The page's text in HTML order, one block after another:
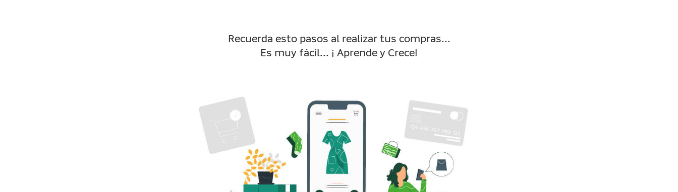
Recuerda esto pasos al realizar tus compras...
Es muy fácil... ¡ Aprende y Crece!